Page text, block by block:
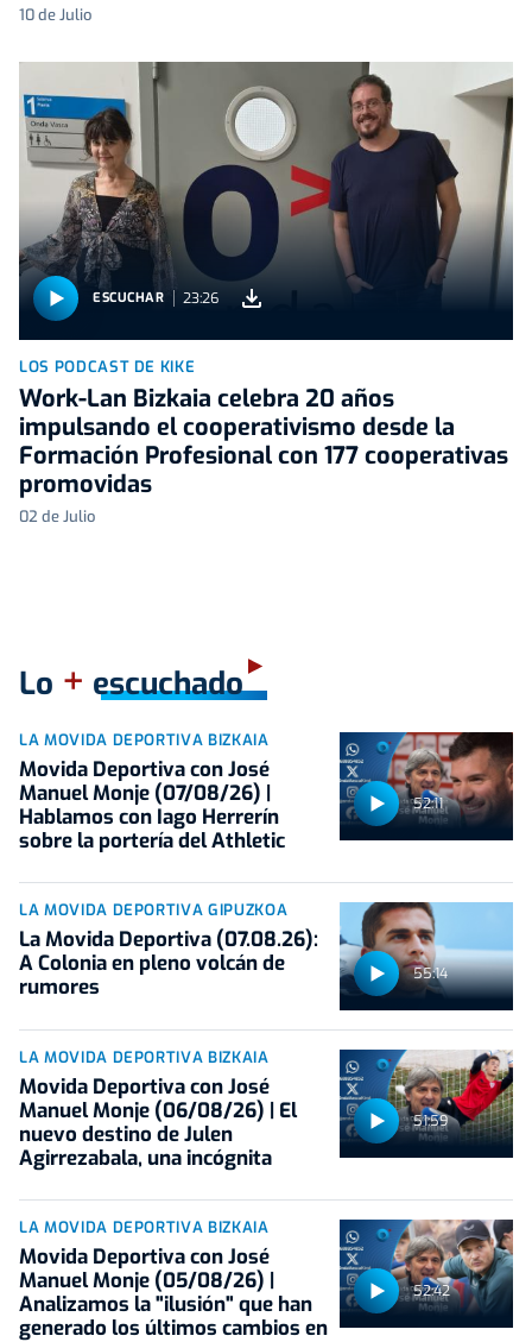
10 de Julio
ESCUCHAR 23:26
LOS PODCAST DE KIKE
Work-Lan Bizkaia celebra 20 años
impulsando el cooperativismo desde la
Formación Profesional con 177 cooperativas
promovidas
02 de Julio
Lo + escuchado
52:11
LA MOVIDA DEPORTIVA BIZKAIA
Movida Deportiva con José
Manuel Monje (07/08/26) |
Hablamos con Iago Herrerín
sobre la portería del Athletic
55:14
LA MOVIDA DEPORTIVA GIPUZKOA
La Movida Deportiva (07.08.26):
A Colonia en pleno volcán de
rumores
51:59
LA MOVIDA DEPORTIVA BIZKAIA
Movida Deportiva con José
Manuel Monje (06/08/26) | El
nuevo destino de Julen
Agirrezabala, una incógnita
52:42
LA MOVIDA DEPORTIVA BIZKAIA
Movida Deportiva con José
Manuel Monje (05/08/26) |
Analizamos la "ilusión" que han
generado los últimos cambios en